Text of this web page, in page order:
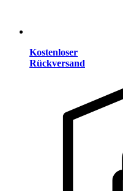
Kostenloser
Rückversand